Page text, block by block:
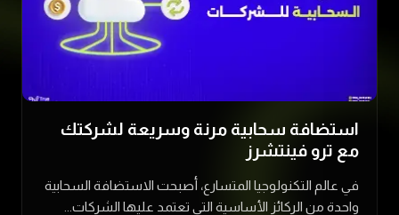
استضافة سحابية مرنة وسريعة لشركتك
مع ترو فينتشرز
في عالم التكنولوجيا المتسارع، أصبحت الاستضافة السحابية
واحدة من الركائز الأساسية التي تعتمد عليها الشركات...